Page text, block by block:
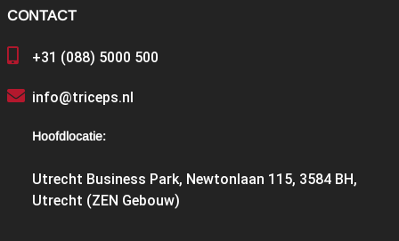
CONTACT
+31 (088) 5000 500
info@triceps.nl
Hoofdlocatie:
Utrecht Business Park, Newtonlaan 115, 3584 BH,
Utrecht (ZEN Gebouw)